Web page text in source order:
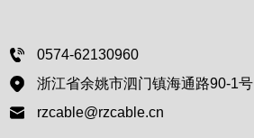
0574-62130960
浙江省余姚市泗门镇海通路90-1号
rzcable@rzcable.cn